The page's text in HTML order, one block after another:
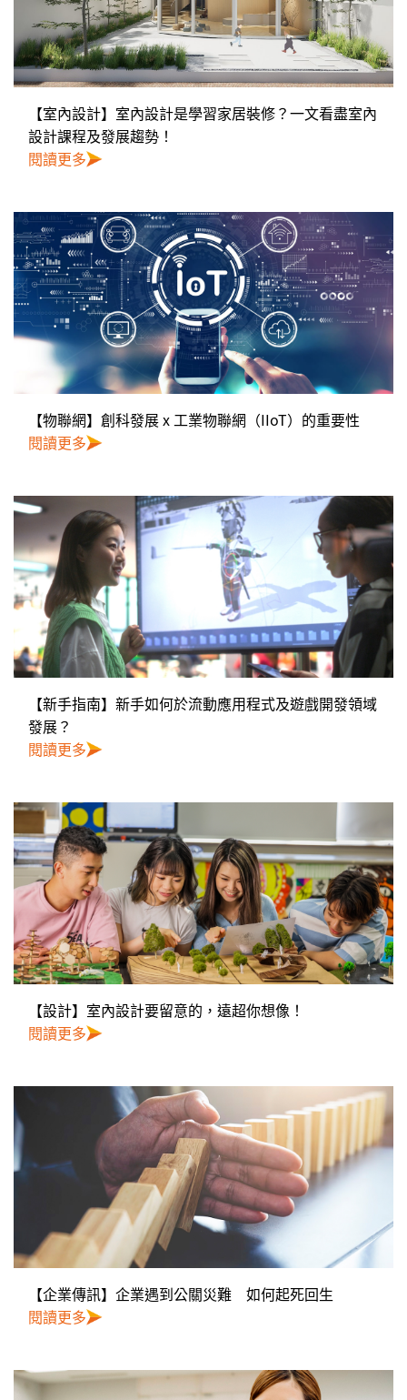
【室內設計】室內設計是學習家居裝修？一文看盡室內
設計課程及發展趨勢！
閱讀更多
【物聯網】創科發展 x 工業物聯網（IIoT）的重要性
閱讀更多
【新手指南】新手如何於流動應用程式及遊戲開發領域
發展？
閱讀更多
【設計】室內設計要留意的，遠超你想像！
閱讀更多
【企業傳訊】企業遇到公關災難 如何起死回生
閱讀更多